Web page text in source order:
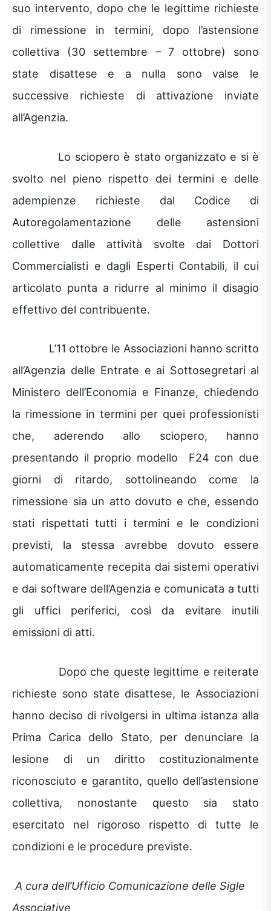
suo intervento, dopo che le legittime richieste
di rimessione in termini, dopo l’astensione
collettiva (30 settembre – 7 ottobre) sono
state disattese e a nulla sono valse le
successive richieste di attivazione inviate
all’Agenzia.
Lo sciopero è stato organizzato e si è
svolto nel pieno rispetto dei termini e delle
adempienze richieste dal Codice di
Autoregolamentazione delle astensioni
collettive dalle attività svolte dai Dottori
Commercialisti e dagli Esperti Contabili, il cui
articolato punta a ridurre al minimo il disagio
effettivo del contribuente.
L’11 ottobre le Associazioni hanno scritto
all’Agenzia delle Entrate e ai Sottosegretari al
Ministero dell’Economia e Finanze, chiedendo
la rimessione in termini per quei professionisti
che, aderendo allo sciopero, hanno
presentando il proprio modello F24 con due
giorni di ritardo, sottolineando come la
rimessione sia un atto dovuto e che, essendo
stati rispettati tutti i termini e le condizioni
previsti, la stessa avrebbe dovuto essere
automaticamente recepita dai sistemi operativi
e dai software dell’Agenzia e comunicata a tutti
gli uffici periferici, così da evitare inutili
emissioni di atti.
Dopo che queste legittime e reiterate
richieste sono state disattese, le Associazioni
hanno deciso di rivolgersi in ultima istanza alla
Prima Carica dello Stato, per denunciare la
lesione di un diritto costituzionalmente
riconosciuto e garantito, quello dell’astensione
collettiva, nonostante questo sia stato
esercitato nel rigoroso rispetto di tutte le
condizioni e le procedure previste.
A cura dell’Ufficio Comunicazione delle Sigle
Associative